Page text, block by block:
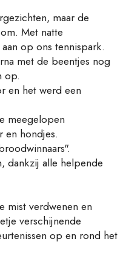
maar de
Met natte
op ons tennispark.
met de beentjes nog
op.
en het werd een
meegelopen
en hondjes.
dankzij alle helpende
mist verdwenen en
verschijnende
op en rond het